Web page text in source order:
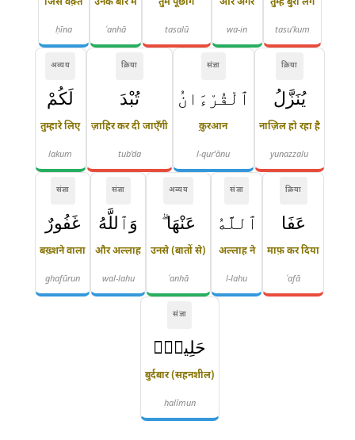
तुम्हें बुरी लगें
tasu'kum
और अगर
wa-in
तुम पूछोगे
tasalū
उनके बारे में
ʿanhā
जिस वक़्त
ḥīna
क्रिया
يُنَزَّلُ
नाज़िल हो रहा है
yunazzalu
संज्ञा
ٱلْقُرْءَانُ
क़ुरआन
l-qur'ānu
क्रिया
تُبْدَ
ज़ाहिर कर दी जाएँगी
tub'da
अव्यय
لَكُمْ
तुम्हारे लिए
lakum
क्रिया
عَفَا
माफ़ कर दिया
ʿafā
संज्ञा
ٱللَّهُ
अल्लाह ने
l-lahu
अव्यय
عَنْهَا ۗ
उनसे (बातों से)
ʿanhā
संज्ञा
وَٱللَّهُ
और अल्लाह
wal-lahu
संज्ञा
غَفُورٌ
बख़्शने वाला
ghafūrun
संज्ञा
حَلِيمٌۭ
बुर्दबार (सहनशील)
ḥalīmun